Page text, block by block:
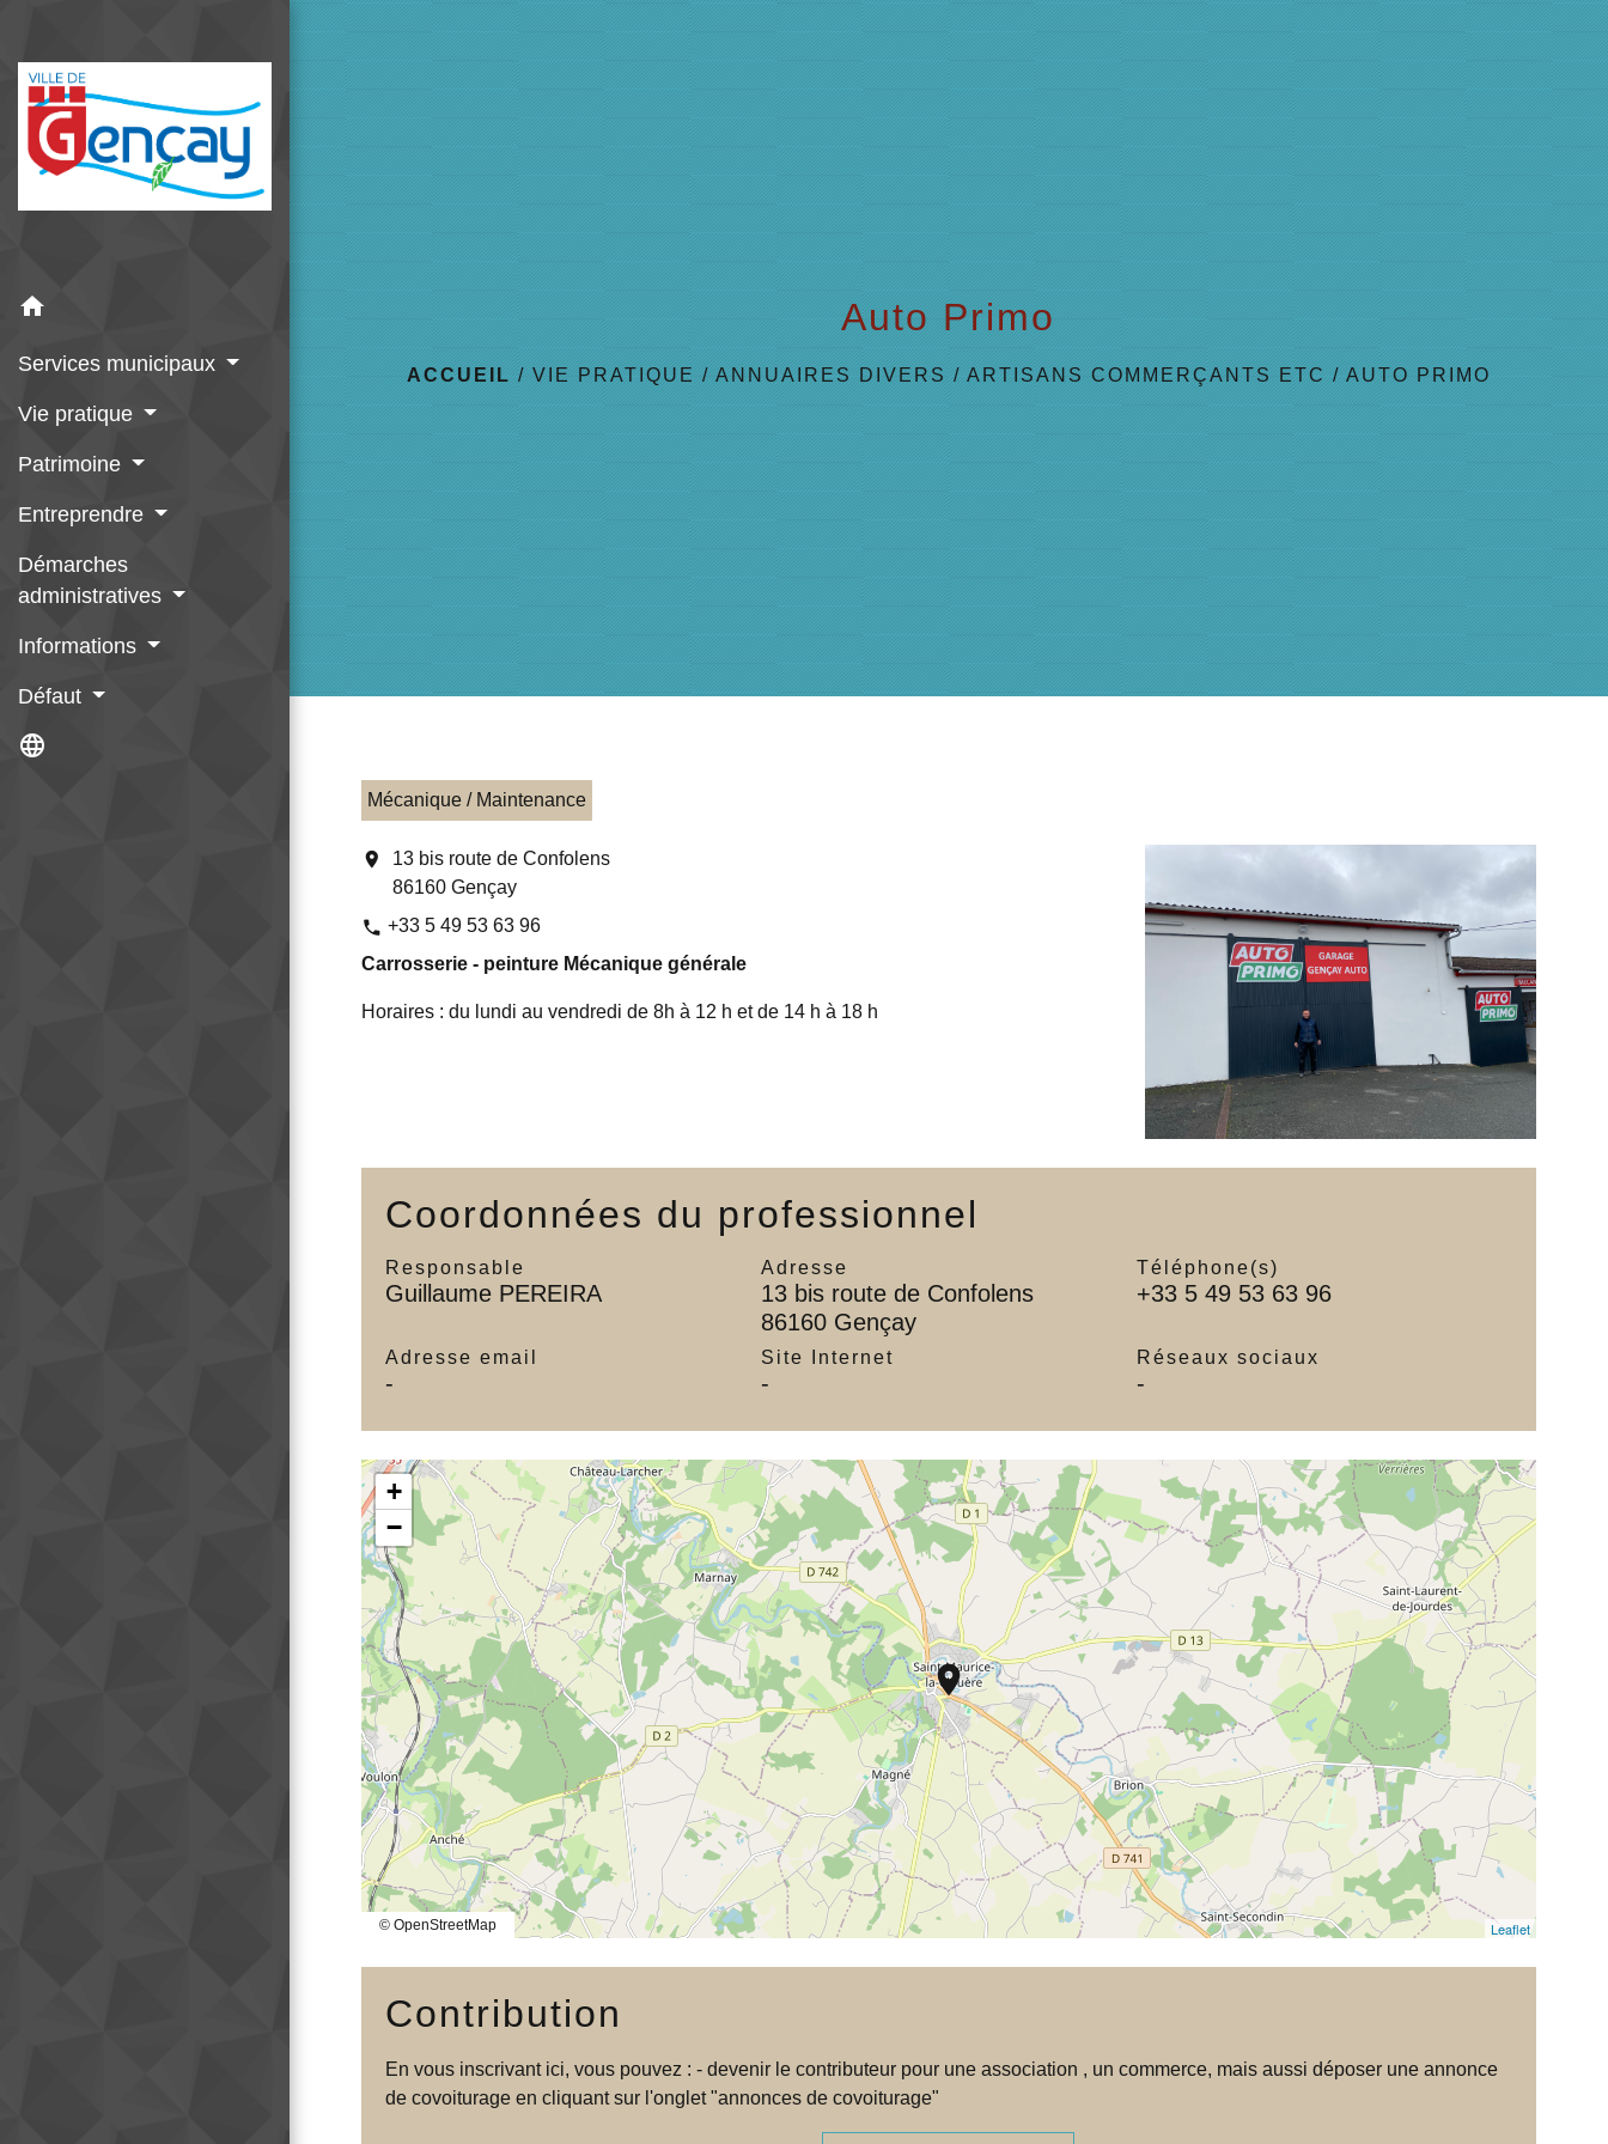
home
Services municipaux
Vie pratique
Patrimoine
Entreprendre
Démarches
administratives
Informations
Défaut
language
Auto Primo
ACCUEIL / VIE PRATIQUE / ANNUAIRES DIVERS / ARTISANS COMMERÇANTS ETC / AUTO PRIMO
Mécanique / Maintenance
location_on
13 bis route de Confolens
86160 Gençay
phone +33 5 49 53 63 96
Carrosserie - peinture Mécanique générale
Horaires : du lundi au vendredi de 8h à 12 h et de 14 h à 18 h
Coordonnées du professionnel
Responsable
Guillaume PEREIRA
Adresse
13 bis route de Confolens
86160 Gençay
Téléphone(s)
+33 5 49 53 63 96
Adresse email
-
Site Internet
-
Réseaux sociaux
-
location_on
+
−
Leaflet
© OpenStreetMap
Contribution
En vous inscrivant ici, vous pouvez : - devenir le contributeur pour une association , un commerce, mais aussi déposer une annonce
de covoiturage en cliquant sur l'onglet "annonces de covoiturage"